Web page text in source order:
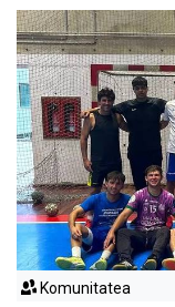
Komunitatea